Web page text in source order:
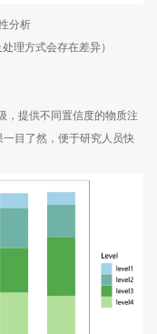
分析
理方式会存在差异）
，提供不同置信度的物质注
目了然，便于研究人员快